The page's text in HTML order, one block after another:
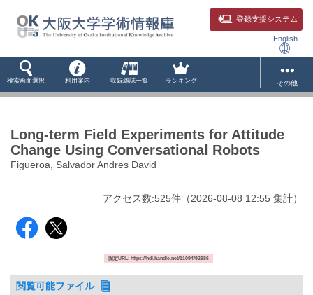
登録支援システム
English
検索画面選択 利用案内 収録雑誌一覧 ランキング その他
Long-term Field Experiments for Attitude
Change Using Conversational Robots
Figueroa, Salvador Andres David
アクセス数:525件 （2026-08-08 12:55 集計）
固定URL: https://hdl.handle.net/11094/92986
閲覧可能ファイル